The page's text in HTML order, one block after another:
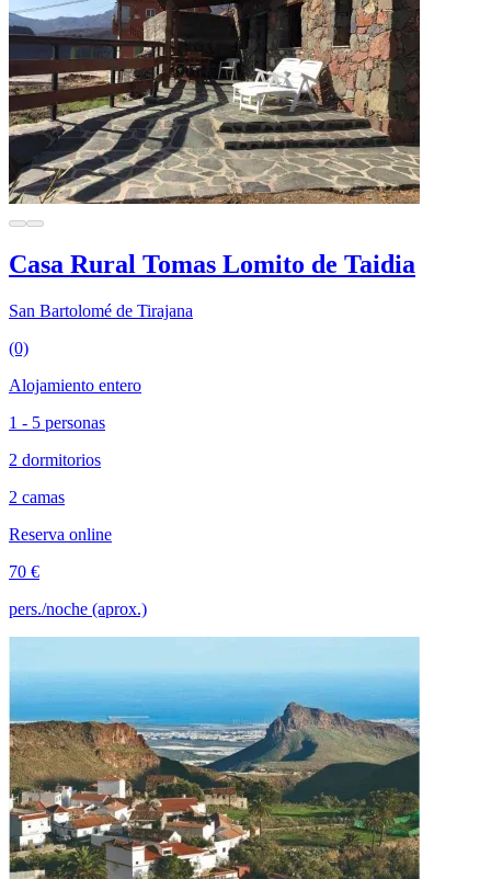
Casa Rural Tomas Lomito de Taidia
San Bartolomé de Tirajana
(0)
Alojamiento entero
1 - 5 personas
2 dormitorios
2 camas
Reserva online
70 €
pers./noche (aprox.)